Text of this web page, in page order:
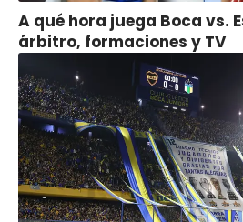
A qué hora juega Boca vs.
árbitro, formaciones y TV